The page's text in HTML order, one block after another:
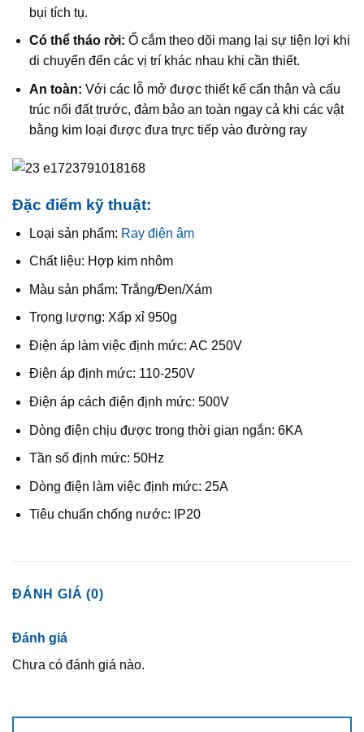
bụi tích tụ.
Có thể tháo rời: Ổ cắm theo dõi mang lại sự tiện lợi khi
di chuyển đến các vị trí khác nhau khi cần thiết.
An toàn: Với các lỗ mở được thiết kế cẩn thận và cấu
trúc nối đất trước, đảm bảo an toàn ngay cả khi các vật
bằng kim loại được đưa trực tiếp vào đường ray
Đặc điểm kỹ thuật:
Loại sản phẩm: Ray điện âm
Chất liệu: Hợp kim nhôm
Màu sản phẩm: Trắng/Đen/Xám
Trọng lượng: Xấp xỉ 950g
Điện áp làm việc định mức: AC 250V
Điện áp định mức: 110-250V
Điện áp cách điện định mức: 500V
Dòng điện chịu được trong thời gian ngắn: 6KA
Tần số định mức: 50Hz
Dòng điện làm việc định mức: 25A
Tiêu chuẩn chống nước: IP20
ĐÁNH GIÁ (0)
Đánh giá
Chưa có đánh giá nào.